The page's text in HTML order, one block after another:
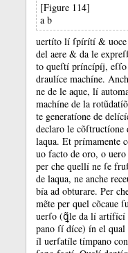
[Figure 114]
a b
uertíto lí ſpírítí &
del aere & da le
to queſtí príncípíj,
draulíce machíne.
ne de le aque, lí
machíne de la
te generatíone de
declaro le
laqua. Et prímamente
uo facto de oro, o uero
per che quellí ne ſe
de laqua, ne anche
bía ad obturare. Per
mẽte per quel cõcaue
uerſo (ꝗ̃le da lí artífící
pano ſí díce) ín el
íl uerſatíle tímpano